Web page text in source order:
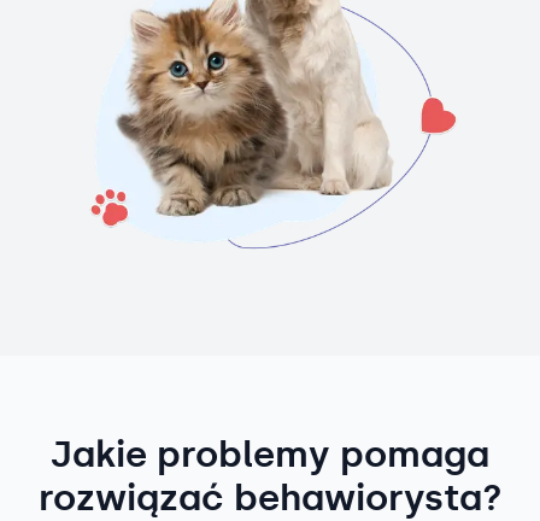
Jakie problemy pomaga
rozwiązać behawiorysta?